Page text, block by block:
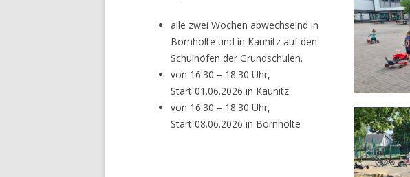
alle zwei Wochen abwechselnd in
Bornholte und in Kaunitz auf den
Schulhöfen der Grundschulen.
von 16:30 – 18:30 Uhr,
Start 01.06.2026 in Kaunitz
von 16:30 – 18:30 Uhr,
Start 08.06.2026 in Bornholte